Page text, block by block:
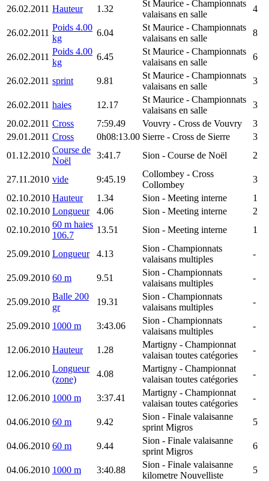
26.02.2011 Hauteur 1.32
St Maurice - Championnats
valaisans en salle
4
26.02.2011
Poids 4.00
kg
6.04
St Maurice - Championnats
valaisans en salle
8
26.02.2011
Poids 4.00
kg
6.45
St Maurice - Championnats
valaisans en salle
6
26.02.2011 sprint 9.81
St Maurice - Championnats
valaisans en salle
3
26.02.2011 haies 12.17
St Maurice - Championnats
valaisans en salle
3
20.02.2011 Cross 7:59.49 Vouvry - Cross de Vouvry
3
29.01.2011 Cross 0h08:13.00 Sierre - Cross de Sierre
3
01.12.2010
Course de
Noël
3:41.7 Sion - Course de Noël 2
27.11.2010 vide 9:45.19
Collombey - Cross
Collombey
3
02.10.2010 Hauteur 1.34 Sion - Meeting interne
1
02.10.2010 Longueur 4.06 Sion - Meeting interne
2
02.10.2010
60 m haies
106.7
13.51 Sion - Meeting interne 1
25.09.2010 Longueur 4.13
Sion - Championnats
valaisans multiples
-
25.09.2010 60 m 9.51
Sion - Championnats
valaisans multiples
-
25.09.2010
Balle 200
gr
19.31
Sion - Championnats
valaisans multiples
-
25.09.2010 1000 m 3:43.06
Sion - Championnats
valaisans multiples
-
12.06.2010 Hauteur 1.28
Martigny - Championnat
valaisan toutes catégories
-
12.06.2010
Longueur
(zone)
4.08
Martigny - Championnat
valaisan toutes catégories
-
12.06.2010 1000 m 3:37.41
Martigny - Championnat
valaisan toutes catégories
-
04.06.2010 60 m 9.42
Sion - Finale valaisanne
sprint Migros
5
04.06.2010 60 m 9.44
Sion - Finale valaisanne
sprint Migros
6
04.06.2010 1000 m 3:40.88
Sion - Finale valaisanne
kilometre Nouvelliste
5